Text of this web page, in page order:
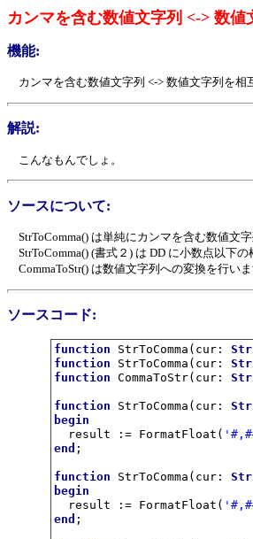
カンマを含む数値文字列 <-> 数値
機能:
カンマを含む数値文字列 <-> 数値文字列を相
解説:
こんなもんでしょ。
ソースについて:
StrToComma() は単純にカンマを含む数値文字
StrToComma() (書式２) は DD に小数点以下の
CommaToStr() は数値文字列への変換を行い
ソースコード:
function StrToComma(cur:
function StrToComma(cur:
function CommaToStr(cur:
function StrToComma(cur:
begin
result := FormatFloat(
end ;
function StrToComma(cur:
begin
result := FormatFloat(
end ;